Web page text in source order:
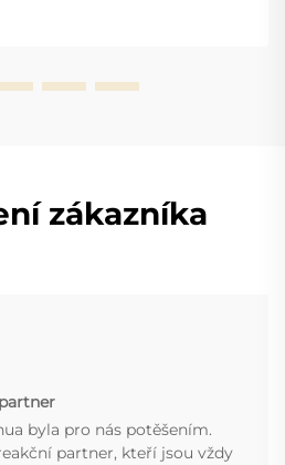
zákazníka
byla pro nás potěšením.
partner, kteří jsou vždy